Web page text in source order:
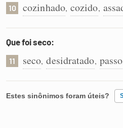
10 cozinhado, cozido,
Que foi seco:
11 seco, desidratado, passo
Estes sinônimos foram úteis?